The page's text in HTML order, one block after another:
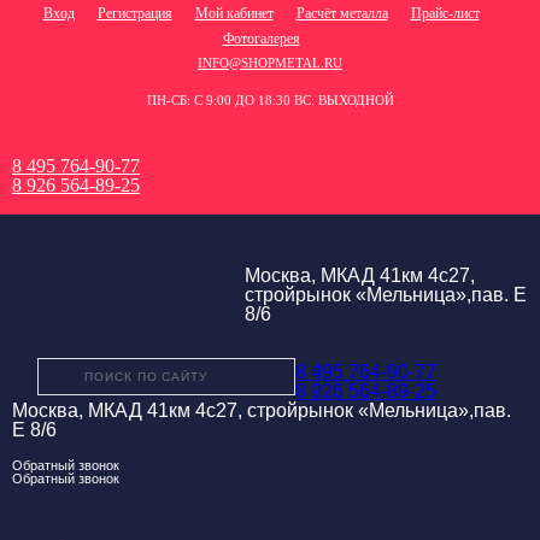
Вход Регистрация Мой кабинет Расчёт металла
Прайс-лист
Фотогалерея
INFO@SHOPMETAL.RU
ПН-СБ: С 9:00 ДО 18:30 ВС: ВЫХОДНОЙ
8 495 764-90-77
8 926 564-89-25
Москва, МКАД 41км 4с27,
стройрынок «Мельница»,пав. Е
8/6
8 495 764-90-77
8 926 564-89-25
Москва, МКАД 41км 4с27, стройрынок «Мельница»,пав.
Е 8/6
Обратный звонок
Обратный звонок